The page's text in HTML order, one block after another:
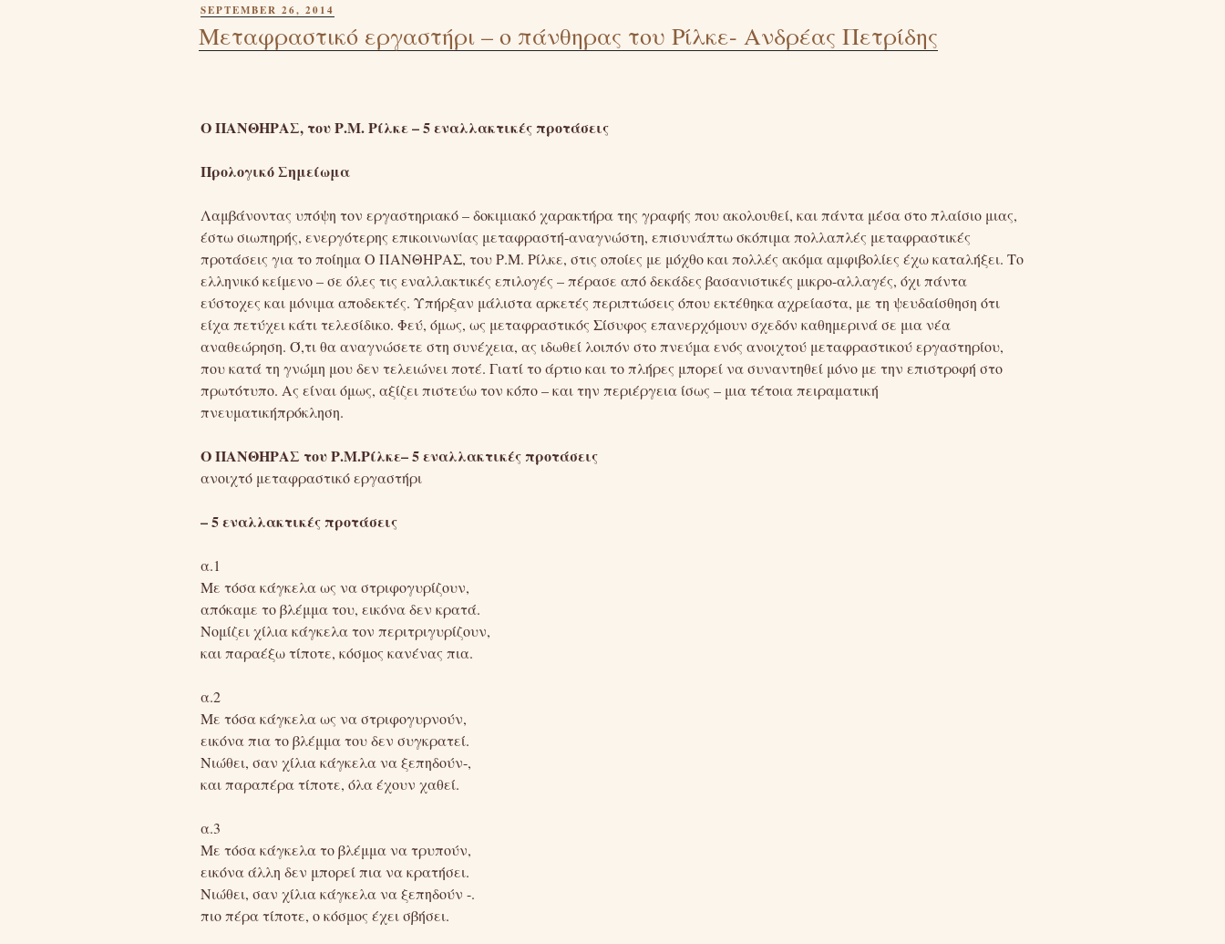
POSTED
SEPTEMBER 26, 2014
Μεταφραστικό εργαστήρι – ο πάνθηρας του Ρίλκε- Ανδρέας Πετρίδης
O ΠΑΝΘΗΡΑΣ, του Ρ.Μ. Ρίλκε – 5 εναλλακτικές προτάσεις
Προλογικό Σημείωμα
Λαμβάνοντας υπόψη τον εργαστηριακό – δοκιμιακό χαρακτήρα της γραφής που ακολουθεί, και πάντα μέσα στο πλαίσιο μιας,
έστω σιωπηρής, ενεργότερης επικοινωνίας μεταφραστή-αναγνώστη, επισυνάπτω σκόπιμα πολλαπλές μεταφραστικές
προτάσεις για το ποίημα Ο ΠΑΝΘΗΡΑΣ, του Ρ.Μ. Ρίλκε, στις οποίες με μόχθο και πολλές ακόμα αμφιβολίες έχω καταλήξει. Το
ελληνικό κείμενο – σε όλες τις εναλλακτικές επιλογές – πέρασε από δεκάδες βασανιστικές μικρο-αλλαγές, όχι πάντα
εύστοχες και μόνιμα αποδεκτές. Υπήρξαν μάλιστα αρκετές περιπτώσεις όπου εκτέθηκα αχρείαστα, με τη ψευδαίσθηση ότι
είχα πετύχει κάτι τελεσίδικο. Φεύ, όμως, ως μεταφραστικός Σίσυφος επανερχόμουν σχεδόν καθημερινά σε μια νέα
αναθεώρηση. Ό,τι θα αναγνώσετε στη συνέχεια, ας ιδωθεί λοιπόν στο πνεύμα ενός ανοιχτού μεταφραστικού εργαστηρίου,
που κατά τη γνώμη μου δεν τελειώνει ποτέ. Γιατί το άρτιο και το πλήρες μπορεί να συναντηθεί μόνο με την επιστροφή στο
πρωτότυπο. Ας είναι όμως, αξίζει πιστεύω τον κόπο – και την περιέργεια ίσως – μια τέτοια πειραματική
πνευματικήπρόκληση.
Ο ΠΑΝΘΗΡΑΣ του Ρ.Μ.Ρίλκε– 5 εναλλακτικές προτάσεις
ανοιχτό μεταφραστικό εργαστήρι
– 5 εναλλακτικές προτάσεις
α.1
Με τόσα κάγκελα ως να στριφογυρίζουν,
απόκαμε το βλέμμα του, εικόνα δεν κρατά.
Νομίζει χίλια κάγκελα τον περιτριγυρίζουν,
και παραέξω τίποτε, κόσμος κανένας πια.
α.2
Με τόσα κάγκελα ως να στριφογυρνούν,
εικόνα πια το βλέμμα του δεν συγκρατεί.
Νιώθει, σαν χίλια κάγκελα να ξεπηδούν-,
και παραπέρα τίποτε, όλα έχουν χαθεί.
α.3
Με τόσα κάγκελα το βλέμμα να τρυπούν,
εικόνα άλλη δεν μπορεί πια να κρατήσει.
Νιώθει, σαν χίλια κάγκελα να ξεπηδούν -.
πιο πέρα τίποτε, ο κόσμος έχει σβήσει.